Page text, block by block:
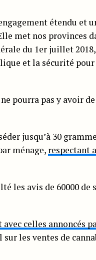
étendu et
met nos provinces
du 1er juillet
et la sécurité
pourra pas y avoir
jusqu’à 30
ménage, respectant
les avis de 60000 de
celles annoncés
les ventes de